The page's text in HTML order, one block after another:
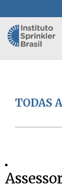
TODAS